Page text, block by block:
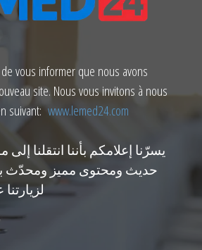
vous informer que nous avons
site. Nous vous invitons à nous
suivant:www.lemed24.com
يسرّنا إعلامكم بأننا انتقلنا
حديث ومحتوى مميز ومحدّث